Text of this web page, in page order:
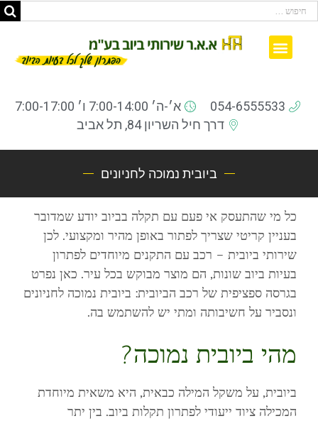
054-6555533
א׳-ה׳ 7:00-14:00 ו׳ 7:00-17:00
דרך חיל השריון 84, תל אביב
ביובית נמוכה לחניונים
כל מי שהתעסק אי פעם עם תקלה בביוב יודע שמדובר
בעניין קריטי שצריך לפתור באופן מהיר ומקצועי. לכן
שירותי ביובית – רכב עם התקנים מיוחדים לפתרון
בעיות ביוב שונות, הם מוצר מבוקש בכל עיר. כאן נפרט
בגרסה ספציפית של רכב הביובית: ביובית נמוכה לחניונים
ונסביר על חשיבותה ומתי יש להשתמש בה.
מהי ביובית נמוכה?
ביובית, על משקל המילה כבאית, היא משאית מיוחדת
המכילה ציוד ייעודי לפתרון תקלות ביוב. בין יתר